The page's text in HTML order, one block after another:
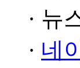
· 뉴
· 네